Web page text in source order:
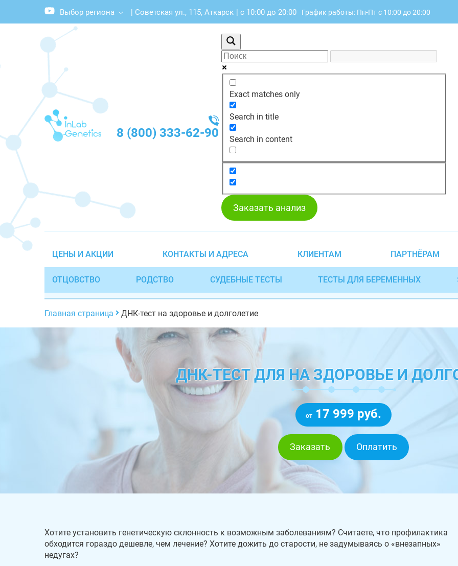
Выбор региона | Советская ул., 115, Аткарск | с 10:00 до 20:00 График работы: Пн-Пт с 10:00 до 20:00
8 (800) 333-62-90
Exact matches only
Search in title
Search in content
Заказать анализ
ЦЕНЫ И АКЦИИ КОНТАКТЫ И АДРЕСА КЛИЕНТАМ ПАРТНЁРАМ
ОТЦОВСТВО РОДСТВО СУДЕБНЫЕ ТЕСТЫ ТЕСТЫ ДЛЯ БЕРЕМЕННЫХ
Главная страница ДНК-тест на здоровье и долголетие
ДНК-ТЕСТ ДЛЯ НА ЗДОРОВЬЕ И
от 17 999 руб.
Заказать Оплатить
Хотите установить генетическую склонность к возможным заболеваниям? Считаете, что профилактика
обходится гораздо дешевле, чем лечение? Хотите дожить до старости, не задумываясь о «внезапных»
недугах?